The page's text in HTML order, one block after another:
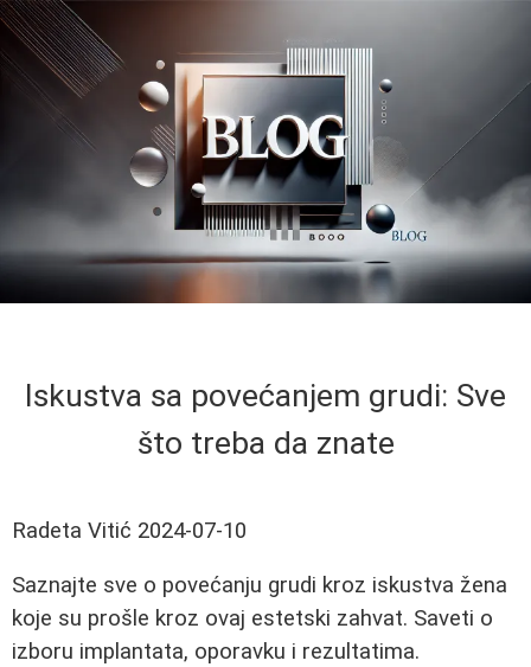
Iskustva sa povećanjem grudi: Sve
što treba da znate
Radeta Vitić 2024-07-10
Saznajte sve o povećanju grudi kroz iskustva žena
koje su prošle kroz ovaj estetski zahvat. Saveti o
izboru implantata, oporavku i rezultatima.